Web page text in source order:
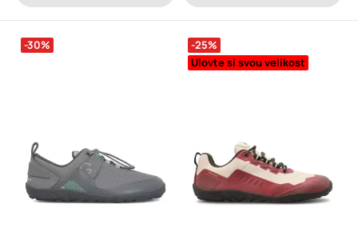
-30%
-25%
Ulovte si svou velikost